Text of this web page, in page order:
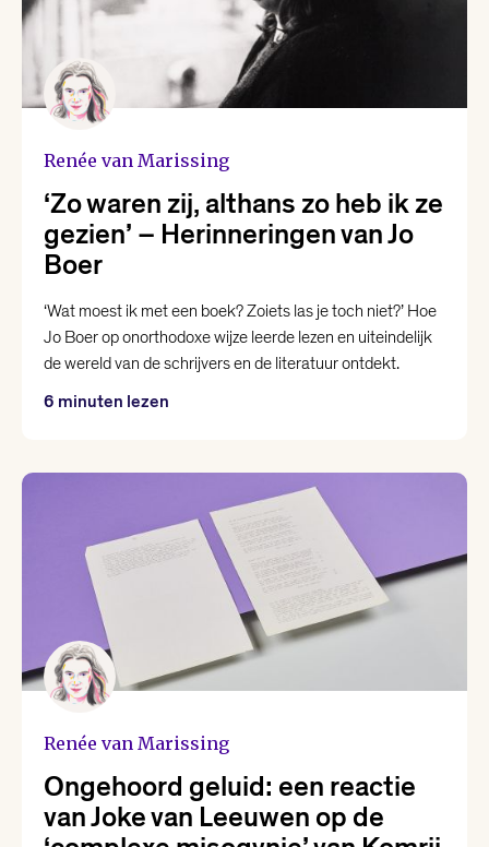
Renée van Marissing
‘Zo waren zij, althans zo heb ik ze
gezien’ – Herinneringen van Jo
Boer
‘Wat moest ik met een boek? Zoiets las je toch niet?’ Hoe
Jo Boer op onorthodoxe wijze leerde lezen en uiteindelijk
de wereld van de schrijvers en de literatuur ontdekt.
6 minuten lezen
Renée van Marissing
Ongehoord geluid: een reactie
van Joke van Leeuwen op de